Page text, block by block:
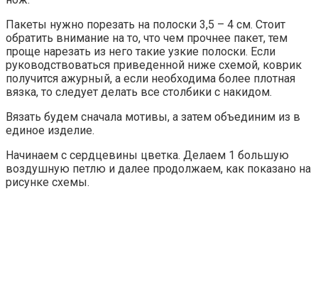
Пакеты нужно порезать на полоски 3,5 – 4 см. Стоит
обратить внимание на то, что чем прочнее пакет, тем
проще нарезать из него такие узкие полоски. Если
руководствоваться приведенной ниже схемой, коврик
получится ажурный, а если необходима более плотная
вязка, то следует делать все столбики с накидом.
Вязать будем сначала мотивы, а затем объединим из в
единое изделие.
Начинаем с сердцевины цветка. Делаем 1 большую
воздушную петлю и далее продолжаем, как показано на
рисунке схемы.